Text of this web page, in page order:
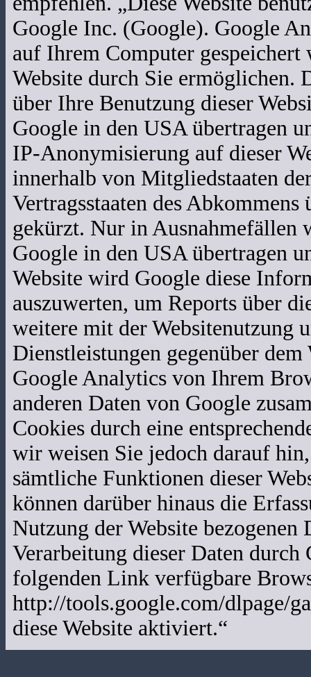
Google Inc. (Google). Google
auf Ihrem Computer gespeichert
Website durch Sie ermöglichen.
über Ihre Benutzung dieser
Google in den USA übertragen
IP-Anonymisierung auf dieser
innerhalb von Mitgliedstaaten
Vertragsstaaten des
gekürzt. Nur in Ausnahmefällen
Google in den USA übertragen
Website wird Google diese
auszuwerten, um Reports über
weitere mit der Websitenutzung
Dienstleistungen gegenüber
Google Analytics von Ihrem
anderen Daten von Google
Cookies durch eine
wir weisen Sie jedoch darauf
sämtliche Funktionen dieser
können darüber hinaus die
Nutzung der Website
Verarbeitung dieser Daten
folgenden Link verfügbare
http://tools.google.com/dlpage/
diese Website aktiviert.“